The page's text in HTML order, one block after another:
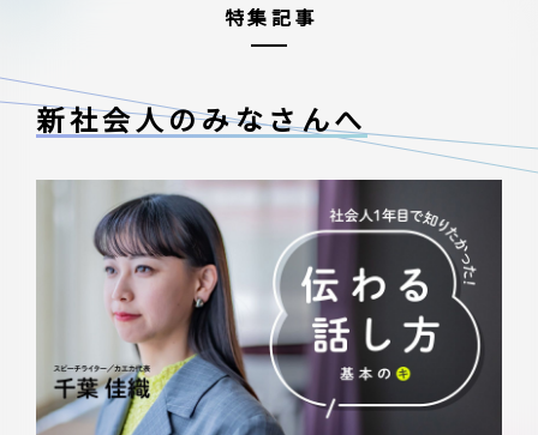
特集記事
新社会人のみなさんへ